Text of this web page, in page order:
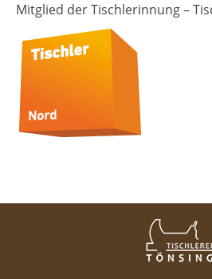
Mitglied der Tischlerinnung –